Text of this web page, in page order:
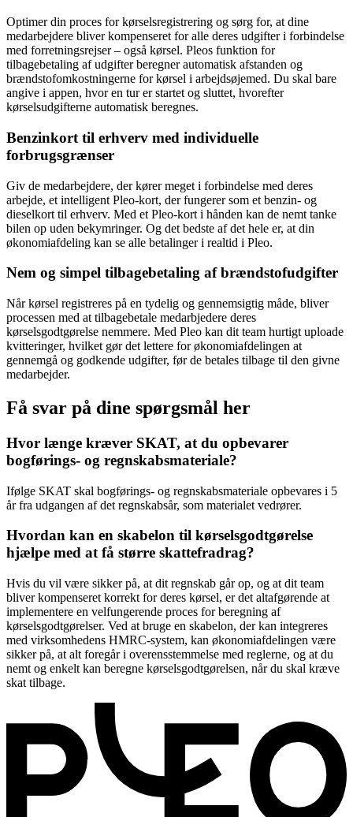
Optimer din proces for kørselsregistrering og sørg for, at dine
medarbejdere bliver kompenseret for alle deres udgifter i forbindelse
med forretningsrejser – også kørsel. Pleos funktion for
tilbagebetaling af udgifter beregner automatisk afstanden og
brændstofomkostningerne for kørsel i arbejdsøjemed. Du skal bare
angive i appen, hvor en tur er startet og sluttet, hvorefter
kørselsudgifterne automatisk beregnes.
Benzinkort til erhverv med individuelle
forbrugsgrænser
Giv de medarbejdere, der kører meget i forbindelse med deres
arbejde, et intelligent Pleo-kort, der fungerer som et benzin- og
dieselkort til erhverv. Med et Pleo-kort i hånden kan de nemt tanke
bilen op uden bekymringer. Og det bedste af det hele er, at din
økonomiafdeling kan se alle betalinger i realtid i Pleo.
Nem og simpel tilbagebetaling af brændstofudgifter
Når kørsel registreres på en tydelig og gennemsigtig måde, bliver
processen med at tilbagebetale medarbjedere deres
kørselsgodtgørelse nemmere. Med Pleo kan dit team hurtigt uploade
kvitteringer, hvilket gør det lettere for økonomiafdelingen at
gennemgå og godkende udgifter, før de betales tilbage til den givne
medarbejder.
Få svar på dine spørgsmål her
Hvor længe kræver SKAT, at du opbevarer
bogførings- og regnskabsmateriale?
Ifølge SKAT skal bogførings- og regnskabsmateriale opbevares i 5
år fra udgangen af det regnskabsår, som materialet vedrører.
Hvordan kan en skabelon til kørselsgodtgørelse
hjælpe med at få større skattefradrag?
Hvis du vil være sikker på, at dit regnskab går op, og at dit team
bliver kompenseret korrekt for deres kørsel, er det altafgørende at
implementere en velfungerende proces for beregning af
kørselsgodtgørelser. Ved at bruge en skabelon, der kan integreres
med virksomhedens HMRC-system, kan økonomiafdelingen være
sikker på, at alt foregår i overensstemmelse med reglerne, og at du
nemt og enkelt kan beregne kørselsgodtgørelsen, når du skal kræve
skat tilbage.